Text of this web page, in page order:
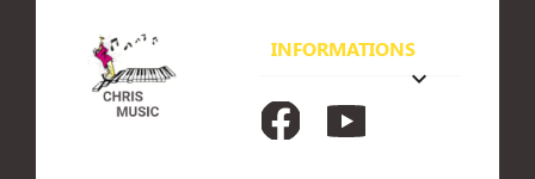
INFORMATIONS
keyboard_arrow_down
FacebookYouTube